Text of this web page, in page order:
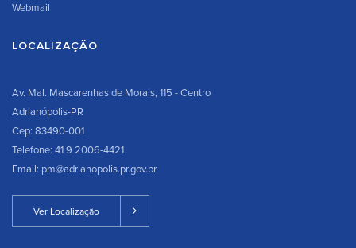
Webmail
LOCALIZAÇÃO
Av. Mal. Mascarenhas de Morais, 115 - Centro
Adrianópolis-PR
Cep: 83490-001
Telefone: 41 9 2006-4421
Email: pm@adrianopolis.pr.gov.br
Ver Localização